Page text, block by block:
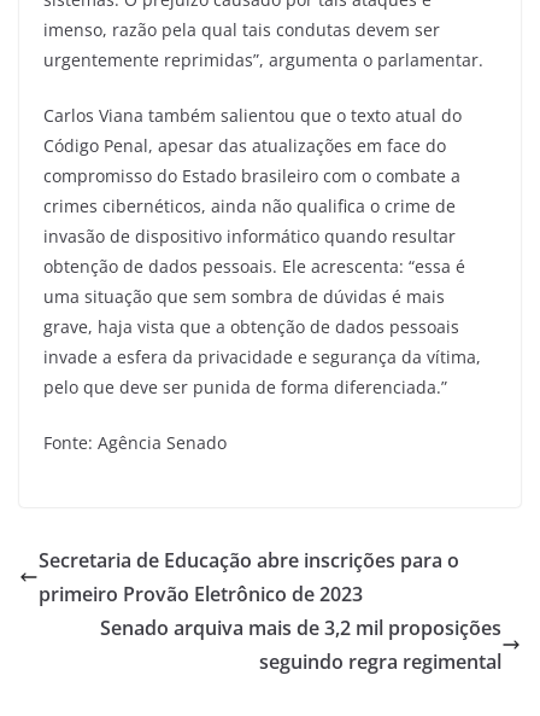
imenso, razão pela qual tais condutas devem ser
urgentemente reprimidas”, argumenta o parlamentar.
Carlos Viana também salientou que o texto atual do
Código Penal, apesar das atualizações em face do
compromisso do Estado brasileiro com o combate a
crimes cibernéticos, ainda não qualifica o crime de
invasão de dispositivo informático quando resultar
obtenção de dados pessoais. Ele acrescenta: “essa é
uma situação que sem sombra de dúvidas é mais
grave, haja vista que a obtenção de dados pessoais
invade a esfera da privacidade e segurança da vítima,
pelo que deve ser punida de forma diferenciada.”
Fonte: Agência Senado
Secretaria de Educação abre inscrições para o
primeiro Provão Eletrônico de 2023
Senado arquiva mais de 3,2 mil proposições
seguindo regra regimental